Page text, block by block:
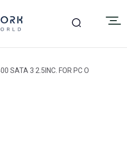
SATA 3 2.5INC. FOR PC O